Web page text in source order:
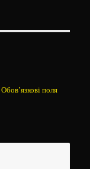
Обов’язкові поля